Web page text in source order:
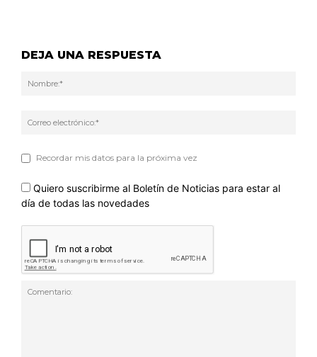
DEJA UNA RESPUESTA
Recordar mis datos para la próxima vez
Quiero suscribirme al Boletín de Noticias para estar al
día de todas las novedades